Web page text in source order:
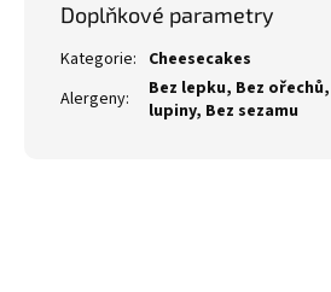
Doplňkové parametry
Kategorie: Cheesecakes
Alergeny:
Bez lepku, Bez
lupiny, Bez sezamu